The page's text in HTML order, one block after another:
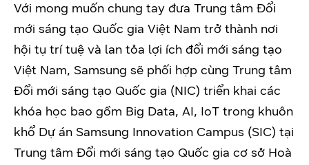
Với mong muốn chung tay đưa Trung tâm Đổi
mới sáng tạo Quốc gia Việt Nam trở thành nơi
hội tụ trí tuệ và lan tỏa lợi ích đổi mới sáng tạo
Việt Nam, Samsung sẽ phối hợp cùng Trung tâm
Đổi mới sáng tạo Quốc gia (NIC) triển khai các
khóa học bao gồm Big Data, AI, IoT trong khuôn
khổ Dự án Samsung Innovation Campus (SIC) tại
Trung tâm Đổi mới sáng tạo Quốc gia cơ sở Hoà